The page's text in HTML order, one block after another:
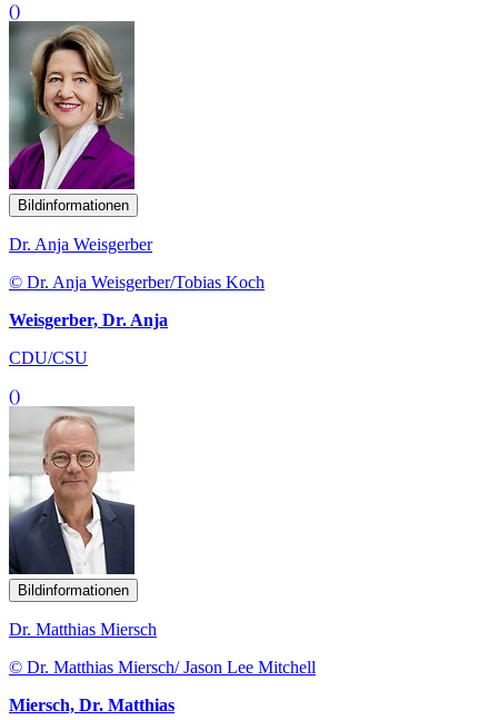
()
Bildinformationen
Dr. Anja Weisgerber
© Dr. Anja Weisgerber/Tobias Koch
Weisgerber, Dr. Anja
CDU/CSU
()
Bildinformationen
Dr. Matthias Miersch
© Dr. Matthias Miersch/ Jason Lee Mitchell
Miersch, Dr. Matthias